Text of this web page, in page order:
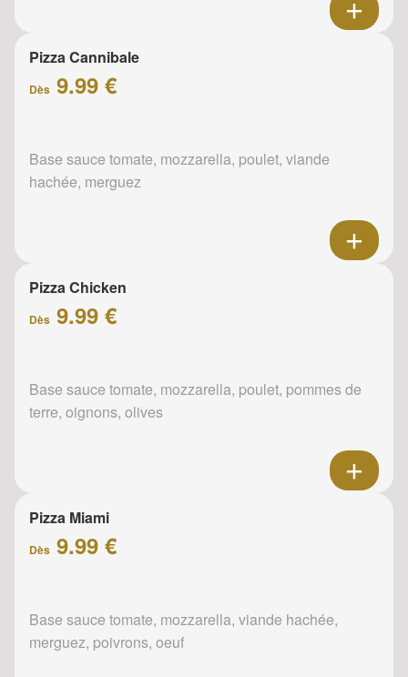
Pizza Cannibale
Dès 9.99 €
Base sauce tomate, mozzarella, poulet, viande
hachée, merguez
Pizza Chicken
Dès 9.99 €
Base sauce tomate, mozzarella, poulet, pommes de
terre, oignons, olives
Pizza Miami
Dès 9.99 €
Base sauce tomate, mozzarella, viande hachée,
merguez, poivrons, oeuf